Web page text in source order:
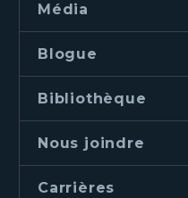
Média
Blogue
Bibliothèque
Nous joindre
Carrières